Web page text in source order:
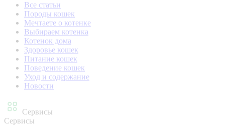
Все статьи
Породы кошек
Мечтаете о котенке
Выбираем котенка
Котенок дома
Здоровье кошек
Питание кошек
Поведение кошек
Уход и содержание
Новости
Сервисы
Сервисы